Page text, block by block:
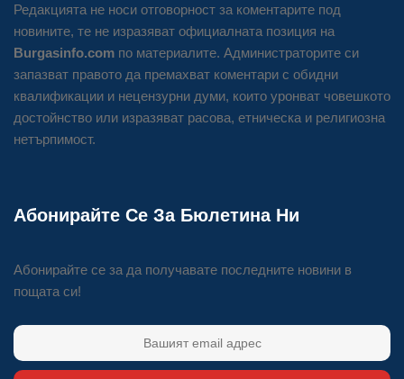
Редакцията не носи отговорност за коментарите под
новините, те не изразяват официалната позиция на
Burgasinfo.com по материалите. Администраторите си
запазват правото да премахват коментари с обидни
квалификации и нецензурни думи, които уронват човешкото
достойнство или изразяват расова, етническа и религиозна
нетърпимост.
Абонирайте Се За Бюлетина Ни
Абонирайте се за да получавате последните новини в
пощата си!